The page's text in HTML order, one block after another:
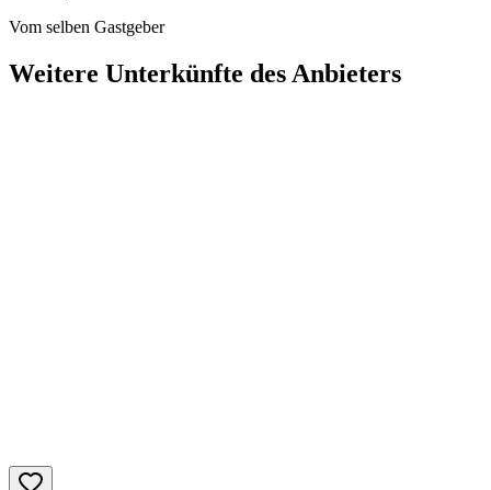
Vom selben Gastgeber
Weitere Unterkünfte des Anbieters